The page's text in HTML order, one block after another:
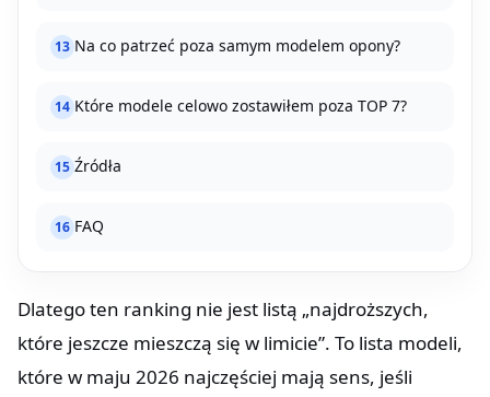
13 Na co patrzeć poza samym modelem opony?
14 Które modele celowo zostawiłem poza TOP 7?
15 Źródła
16 FAQ
Dlatego ten ranking nie jest listą „najdroższych,
które jeszcze mieszczą się w limicie”. To lista modeli,
które w maju 2026 najczęściej mają sens, jeśli